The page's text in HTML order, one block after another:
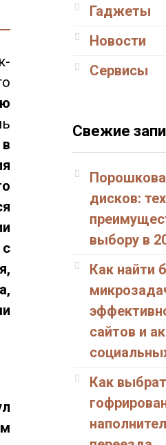
Гаджеты
Новости
Сервисы
Свежие
дисков:
выбору в
Как найти
сайтов и
Как